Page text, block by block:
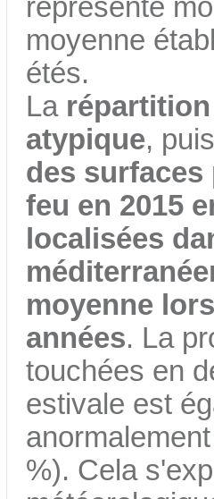
représente
moyenne
étés.
La
atypique,
des surfaces
feu en 2015
localisées
moyenne
années. La
touchées en
estivale est
%). Cela